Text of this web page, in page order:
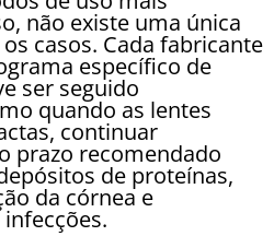
não existe uma única
casos. Cada fabricante
específico de
ser seguido
quando as lentes
continuar
prazo recomendado
de proteínas,
da córnea e